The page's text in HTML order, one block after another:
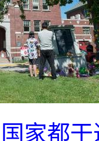
家都